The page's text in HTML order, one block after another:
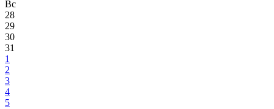
Вс
28
29
30
31
1
2
3
4
5